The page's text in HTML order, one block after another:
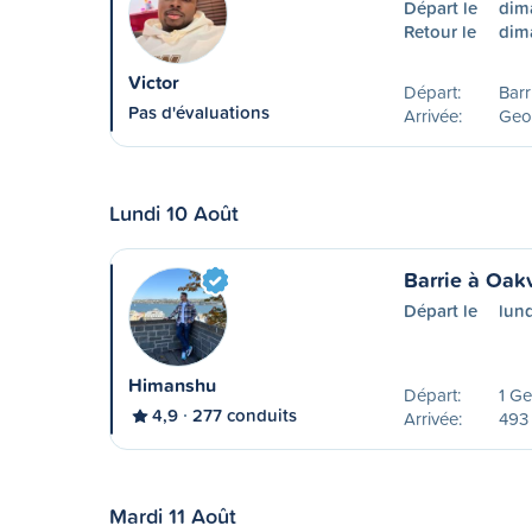
Victor
Pas d'évaluations
Départ le
Retour le
Départ:
Arrivée:
Lundi 10 Août
Himanshu
4,9 277 conduits
Barrie à
Départ le
Départ:
1
Arrivée:
493
Mardi 11 Août